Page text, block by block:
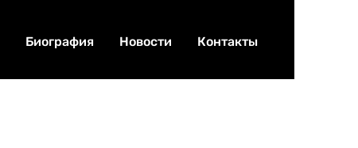
Биография Новости Контакты